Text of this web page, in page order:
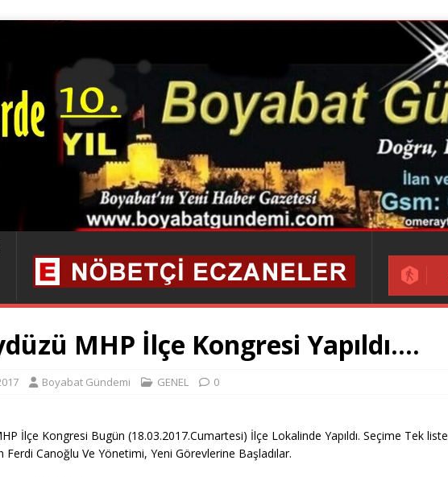
MHP İlçe Kongresi Yapıldı….
Boyabat Gündemi GENEL 0
İlçe Kongresi Bugün (18.03.2017.Cumartesi) İlçe Lokalinde Yapıldı. Seçime Tek liste
Ferdi Canoğlu Ve Yönetimi, Yeni Görevlerine Başladılar.